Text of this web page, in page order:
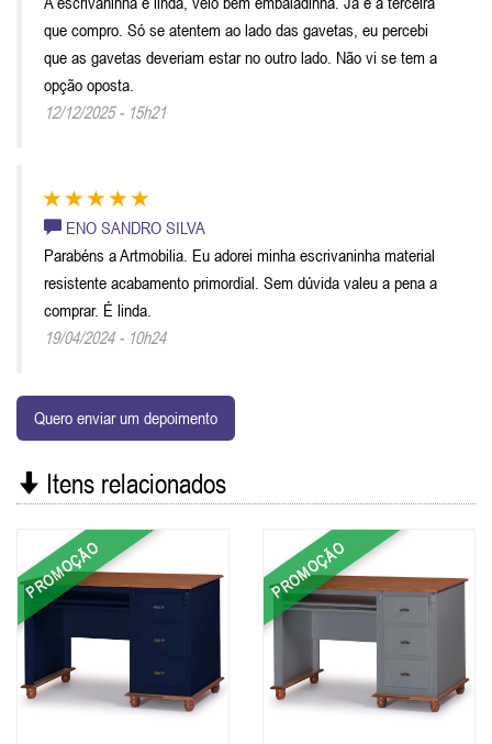
que compro. Só se atentem ao lado das gavetas, eu percebi
que as gavetas deveriam estar no outro lado. Não vi se tem a
opção oposta.
12/12/2025 - 15h21
ENO SANDRO SILVA
Parabéns a Artmobilia. Eu adorei minha escrivaninha material
resistente acabamento primordial. Sem dúvida valeu a pena a
comprar. É linda.
19/04/2024 - 10h24
Quero enviar um depoimento
Itens relacionados
PROMOÇÃO PROMOÇÃO